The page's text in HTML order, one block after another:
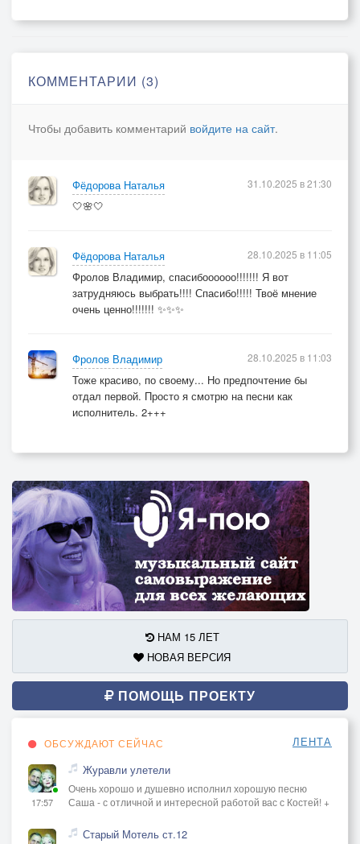
Я всё ожидаю…
КОММЕНТАРИИ (3)
Чтобы добавить комментарий войдите на сайт.
Фёдорова Наталья
🤍🌸🤍
31.10.2025 в 21:30
Фёдорова Наталья
Фролов Владимир, спасибоооооо!!!!!!! Я вот
затрудняюсь выбрать!!!! Спасибо!!!!! Твоё мнение
очень ценно!!!!!!! ✨✨✨
28.10.2025 в 11:05
Фролов Владимир
Тоже красиво, по своему... Но предпочтение бы
отдал первой. Просто я смотрю на песни как
исполнитель. 2+++
28.10.2025 в 11:03
НАМ 15 ЛЕТ
НОВАЯ ВЕРСИЯ
ПОМОЩЬ ПРОЕКТУ
ОБСУЖДАЮТ СЕЙЧАС ЛЕНТА
17:57
Журавли улетели
Очень хорошо и душевно исполнил хорошую песню
Саша - с отличной и интересной работой вас с Костей! +
Старый Мотель ст.12